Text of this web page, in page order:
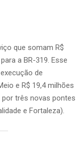
que somam R$
a BR-319. Esse
de
e R$ 19,4 milhões
três novas pontes
e Fortaleza).